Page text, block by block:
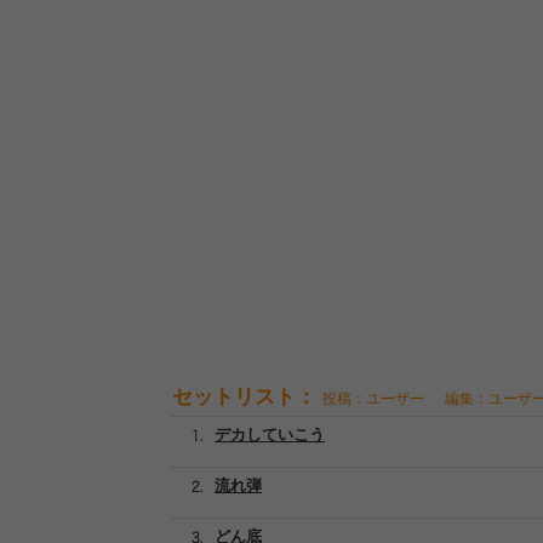
セットリスト： 投稿：ユーザー 編集：ユーザ
デカしていこう
流れ弾
どん底